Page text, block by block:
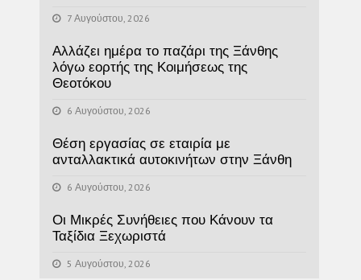
7 Αυγούστου, 2026
Αλλάζει ημέρα το παζάρι της Ξάνθης
λόγω εορτής της Κοιμήσεως της
Θεοτόκου
6 Αυγούστου, 2026
Θέση εργασίας σε εταιρία με
ανταλλακτικά αυτοκινήτων στην Ξάνθη
6 Αυγούστου, 2026
Οι Μικρές Συνήθειες που Κάνουν τα
Ταξίδια Ξεχωριστά
5 Αυγούστου, 2026